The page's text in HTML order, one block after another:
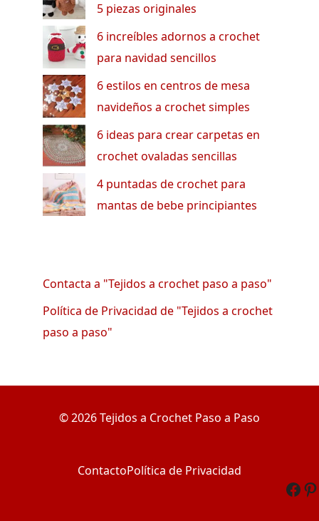
5 piezas originales
6 increíbles adornos a crochet
para navidad sencillos
6 estilos en centros de mesa
navideños a crochet simples
6 ideas para crear carpetas en
crochet ovaladas sencillas
4 puntadas de crochet para
mantas de bebe principiantes
Contacta a "Tejidos a crochet paso a paso"
Política de Privacidad de "Tejidos a crochet
paso a paso"
© 2026 Tejidos a Crochet Paso a Paso
ContactoPolítica de Privacidad